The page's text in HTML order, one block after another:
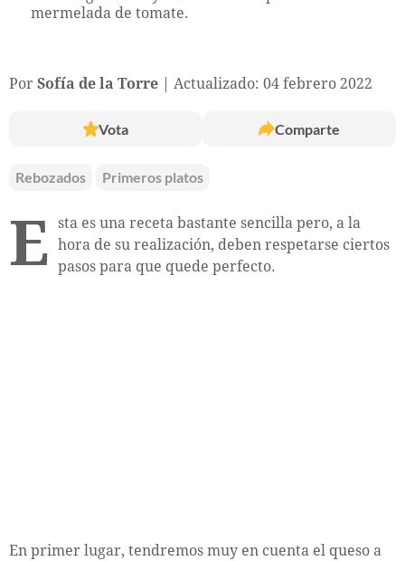
mermelada de tomate.
Por Sofía de la Torre Actualizado: 04 febrero 2022
Vota Comparte
Rebozados Primeros platos
E sta es una receta bastante sencilla pero, a la
hora de su realización, deben respetarse ciertos
pasos para que quede perfecto.
En primer lugar, tendremos muy en cuenta el queso a